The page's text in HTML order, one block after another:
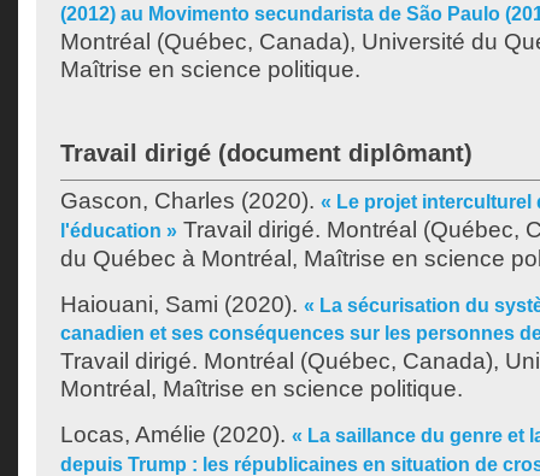
(2012) au Movimento secundarista de São Paulo
Montréal (Québec, Canada), Université du
Maîtrise en science politique.
Travail dirigé (document diplômant)
Gascon, Charles (2020). « Le projet interculturel
l'éducation » Travail dirigé. Montréal (Québec,
du Québec à Montréal, Maîtrise en science
Haiouani, Sami (2020). « La sécurisation du
canadien et ses conséquences sur les personnes
Travail dirigé. Montréal (Québec, Canada),
Montréal, Maîtrise en science politique.
Locas, Amélie (2020). « La saillance du genre et
depuis Trump : les républicaines en situation de